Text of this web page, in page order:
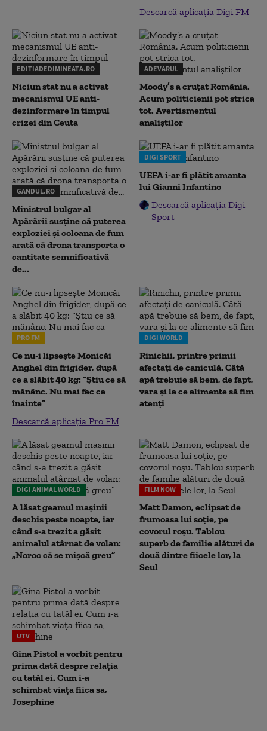
Descarcă aplicația Digi FM
EDITIADEDIMINEATA.RO
Niciun stat nu a activat
mecanismul UE anti-
dezinformare în timpul
crizei din Ceuta
ADEVARUL
Moody’s a cruțat România.
Acum politicienii pot strica
tot. Avertismentul
analiștilor
GANDUL.RO
Ministrul bulgar al
Apărării susține că puterea
exploziei și coloana de fum
arată că drona transporta o
cantitate semnificativă
de...
DIGI SPORT
UEFA i-ar fi plătit amanta
lui Gianni Infantino
Descarcă aplicația Digi
Sport
PRO FM
Ce nu-i lipsește Monicăi
Anghel din frigider, după
ce a slăbit 40 kg: “Știu ce să
mănânc. Nu mai fac ca
înainte”
Descarcă aplicația Pro FM
DIGI WORLD
Rinichii, printre primii
afectați de caniculă. Câtă
apă trebuie să bem, de fapt,
vara și la ce alimente să fim
atenți
DIGI ANIMAL WORLD
A lăsat geamul mașinii
deschis peste noapte, iar
când s-a trezit a găsit
animalul atârnat de volan:
„Noroc că se mișcă greu”
FILM NOW
Matt Damon, eclipsat de
frumoasa lui soție, pe
covorul roșu. Tablou
superb de familie alături de
două dintre fiicele lor, la
Seul
UTV
Gina Pistol a vorbit pentru
prima dată despre relația
cu tatăl ei. Cum i-a
schimbat viața fiica sa,
Josephine